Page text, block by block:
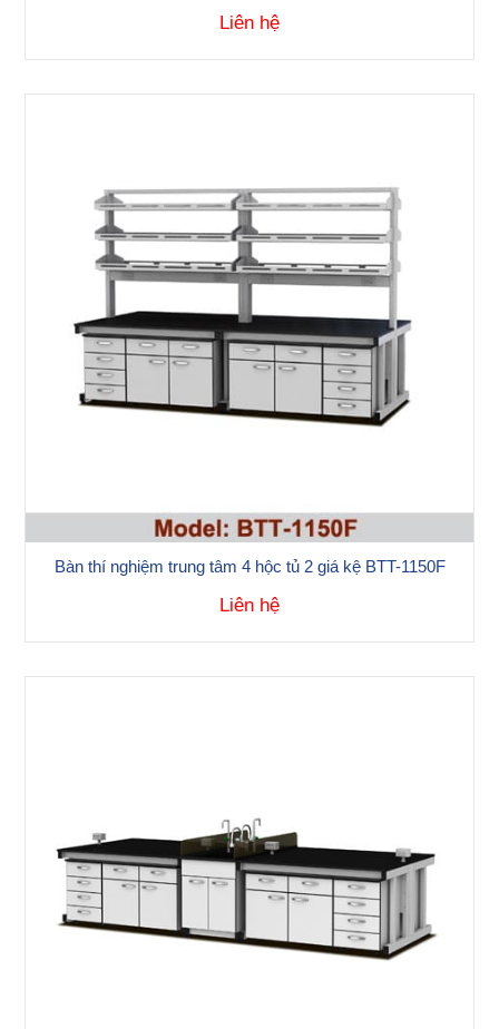
Liên hệ
Bàn thí nghiệm trung tâm 4 hộc tủ 2 giá kệ BTT-1150F
Liên hệ